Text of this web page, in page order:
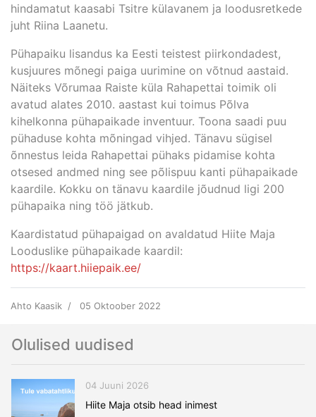
hindamatut kaasabi Tsitre külavanem ja loodusretkede
juht Riina Laanetu.
Pühapaiku lisandus ka Eesti teistest piirkondadest,
kusjuures mõnegi paiga uurimine on võtnud aastaid.
Näiteks Võrumaa Raiste küla Rahapettai toimik oli
avatud alates 2010. aastast kui toimus Põlva
kihelkonna pühapaikade inventuur. Toona saadi puu
pühaduse kohta mõningad vihjed. Tänavu sügisel
õnnestus leida Rahapettai pühaks pidamise kohta
otsesed andmed ning see põlispuu kanti pühapaikade
kaardile. Kokku on tänavu kaardile jõudnud ligi 200
pühapaika ning töö jätkub.
Kaardistatud pühapaigad on avaldatud Hiite Maja
Looduslike pühapaikade kaardil:
https://kaart.hiiepaik.ee/
Ahto Kaasik 05 Oktoober 2022
Olulised uudised
04 Juuni 2026
Hiite Maja otsib head inimest